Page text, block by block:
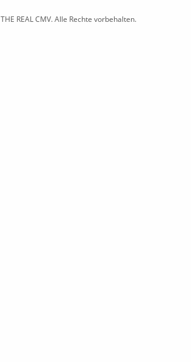
THE REAL CMV. Alle Rechte vorbehalten.